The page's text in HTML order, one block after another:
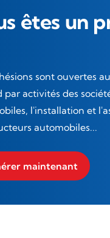
êtes un
sont ouvertes
par activités des
l'installation et
automobiles...
maintenant